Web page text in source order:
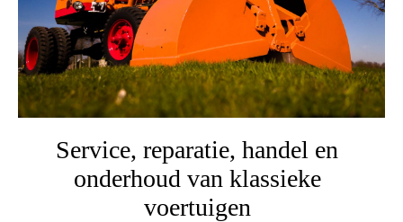
Service, reparatie, handel en
onderhoud van klassieke
voertuigen